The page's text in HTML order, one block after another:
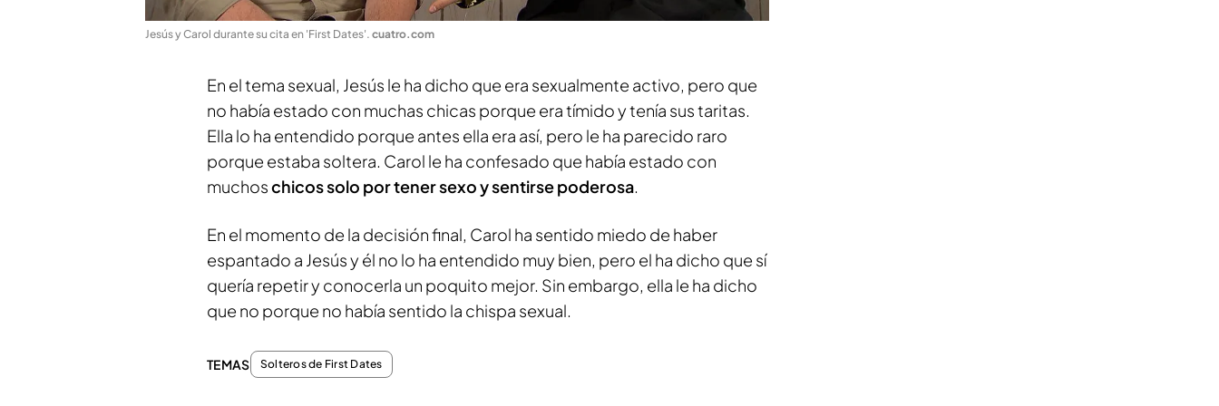
Jesús y Carol durante su cita en 'First Dates'. cuatro.com
En el tema sexual, Jesús le ha dicho que era sexualmente activo, pero que
no había estado con muchas chicas porque era tímido y tenía sus taritas.
Ella lo ha entendido porque antes ella era así, pero le ha parecido raro
porque estaba soltera. Carol le ha confesado que había estado con
muchoschicos solo por tener sexo y sentirse poderosa.
En el momento de la decisión final, Carol ha sentido miedo de haber
espantado a Jesús y él no lo ha entendido muy bien, pero el ha dicho que sí
quería repetir y conocerla un poquito mejor. Sin embargo, ella le ha dicho
que no porque no había sentido la chispa sexual.
TEMAS Solteros de First Dates